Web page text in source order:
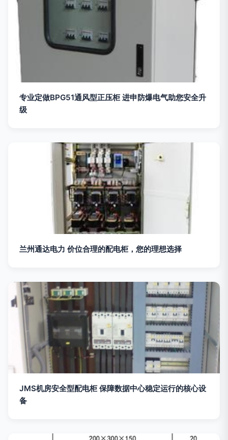
专业定做BPG51通风型正压柜 进申防爆电气助您安全升
级
兰州通达电力 价位合理的配电柜，您的理想选择
JMS机房安全型配电柜 保障数据中心稳定运行的核心设
备